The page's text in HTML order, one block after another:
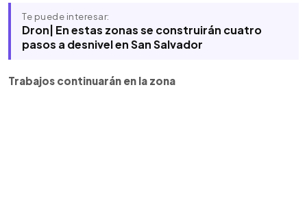
Te puede interesar:
Dron| En estas zonas se construirán cuatro
pasos a desnivel en San Salvador
Trabajos continuarán en la zona